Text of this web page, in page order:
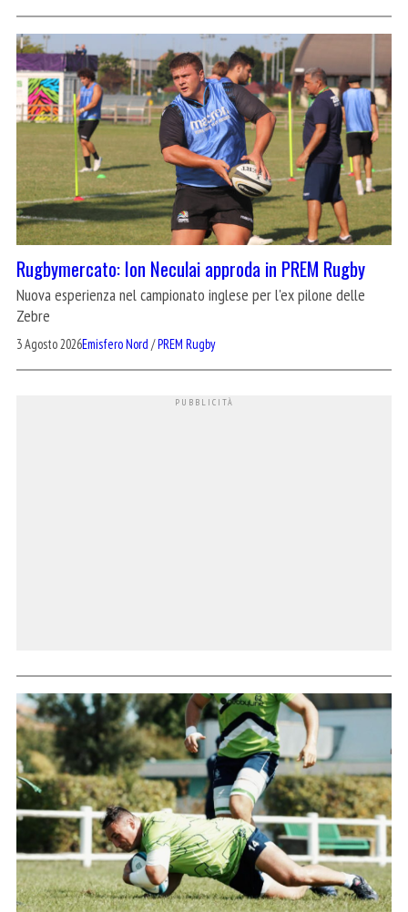
Rugbymercato: Ion Neculai approda in PREM Rugby
Nuova esperienza nel campionato inglese per l'ex pilone delle
Zebre
3 Agosto 2026Emisfero Nord /PREM Rugby